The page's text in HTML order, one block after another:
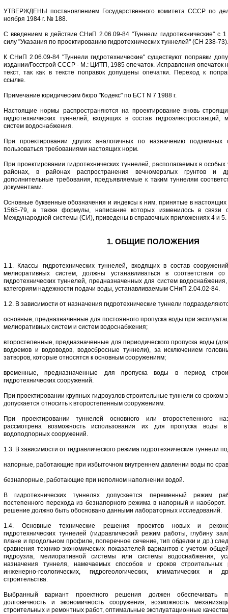
УТВЕРЖДЕНЫ постановлением Государственного комитета СССР по
ноября 1984 г. № 188.
С введением в действие СНиП 2.06.09-84 "Туннели гидротехнические" с
силу "Указания по проектированию гидротехнических туннелей" (СН 238-73).
К СНиП 2.06.09-84 "Туннели гидротехнические" существуют поправки
издании/Госстрой СССР - М.: ЦИТП, 1985 опечаток. Исправления опечаток
текст, так как в тексте поправок допущены опечатки. Переход к
ссылке.
Примечание юридическим бюро "Кодекс" по БСТ N 7 1988 г.
Настоящие нормы распространяются на проектирование вновь
гидротехнических туннелей, входящих в состав
систем водоснабжения.
При проектировании других аналогичных по назначению подземных
пользоваться требованиями настоящих норм.
При проектировании гидротехнических туннелей, располагаемых в особых
районах, в районах распространения вечномерзлых грунтов и
дополнительные требования, предъявляемые к таким туннелям
документами.
Основные буквенные обозначения и индексы к ним, принятые в
1565-79, а также формулы, написание которых изменилось в связи
Международной системы (СИ), приведены в справочных приложениях 4 и 5.
1. ОБЩИЕ ПОЛОЖЕНИЯ
1.1. Классы гидротехнических туннелей, входящих в состав
мелиоративных систем, должны устанавливаться в соответствии
гидротехнических туннелей, предназначенных для систем
категориям надежности подачи воды, устанавливаемым СНиП 2.04.02-84.
1.2. В зависимости от назначения гидротехнические туннели
основные, предназначенные для постоянного пропуска воды при
мелиоративных систем и систем водоснабжения;
второстепенные, предназначенные для периодического пропуска воды
водоемов и водоводов, водосбросные туннели), за исключением
затворов, которые относятся к основным сооружениям;
временные, предназначенные для пропуска воды в период
гидротехнических сооружений.
При проектировании крупных гидроузлов строительные туннели со сроком
допускается относить к второстепенным сооружениям.
При проектировании туннелей основного или второстепенного
рассмотрена возможность использования их для пропуска воды в
водоподпорных сооружений.
1.3. В зависимости от гидравлического режима гидротехнические туннели
напорные, работающие при избыточном внутреннем давлении воды по
безнапорные, работающие при неполном наполнении водой.
В гидротехнических туннелях допускается переменный режим
постепенного перехода из безнапорного режима в напорный и наоборот.
решение должно быть обосновано данными лабораторных исследований.
1.4. Основные технические решения проектов новых и
гидротехнических туннелей (гидравлический режим работы, глубину
плане и продольном профиле, поперечное сечение, тип обделки и др.)
сравнения технико-экономических показателей вариантов с учетом
гидроузла, мелиоративной системы или системы водоснабжения,
назначения туннеля, намечаемых способов и сроков строительных
инженерно-геологических, гидрогеологических, климатических и
строительства.
Выбранный вариант проектного решения должен обеспечивать
долговечность и экономичность сооружения, возможность
строительных и ремонтных работ, оптимальные эксплуатационные